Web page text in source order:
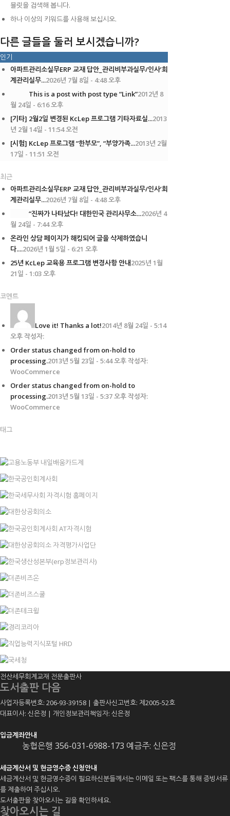
블릿을 검색해 봅니다.
하나 이상의 키워드를 사용해 보십시오.
다른 글들을 둘러 보시겠습니까?
인기
아파트관리소실무ERP 교재 답안_관리비부과실무/인사’회
계관리실무...2026년 7월 8일 - 4:48 오후
This is a post with post type “Link”2012년 8
월 24일 - 6:16 오후
[기타] 2월2일 변경된 KcLep 프로그램 기타자료실...2013
년 2월 14일 - 11:54 오전
[시험] KcLep 프로그램 “한부모”, “부양가족...2013년 2월
17일 - 11:51 오전
최근
아파트관리소실무ERP 교재 답안_관리비부과실무/인사’회
계관리실무...2026년 7월 8일 - 4:48 오후
“진짜가 나타났다! 대한민국 관리사무소...2026년 4
월 24일 - 7:44 오후
온라인 상담 페이지가 해킹되어 글을 삭제하였습니
다....2026년 1월 5일 - 6:21 오후
25년 KcLep 교육용 프로그램 변경사항 안내2025년 1월
21일 - 1:03 오후
코멘트
Love it! Thanks a lot!2014년 8월 24일 - 5:14
오후 작성자:
Order status changed from on-hold to
processing.2013년 5월 23일 - 5:44 오후 작성자:
WooCommerce
Order status changed from on-hold to
processing.2013년 5월 13일 - 5:37 오후 작성자:
WooCommerce
태그
전산세무회계교재 전문출판사
도서출판 다음
사업자등록번호: 206-93-39158 | 출판사신고번호: 제2005-52호
대표이사: 신은정 | 개인정보관리책임자: 신은정
입금계좌안내
농협은행 356-031-6988-173 예금주: 신은정
세금계산서 및 현금영수증 신청안내
세금계산서 및 현금영수증이 필요하신분들께서는 이메일 또는 팩스를 통해 증빙서류
를 제출하여 주십시오.
도서출판을 찾아오시는 길을 확인하세요.
찾아오시는 길